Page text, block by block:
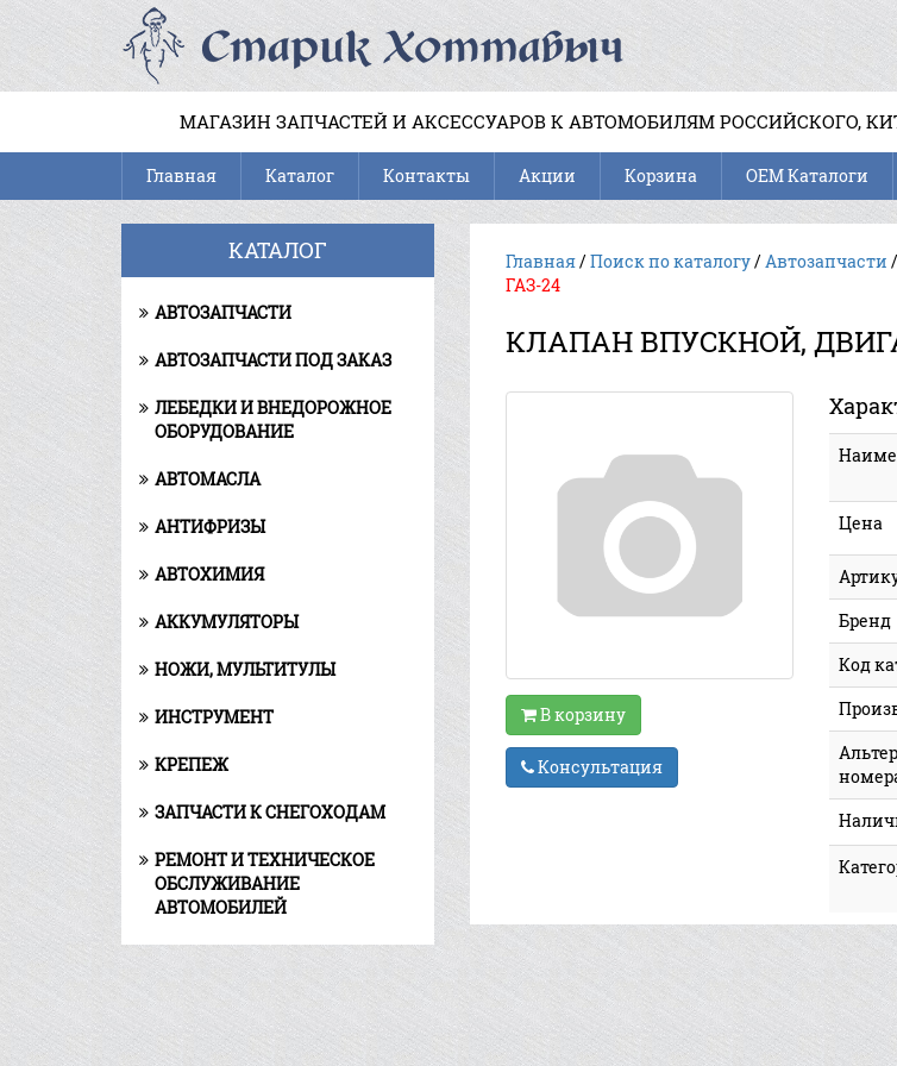
МАГАЗИН ЗАПЧАСТЕЙ И АКСЕССУАРОВ К АВТОМОБИЛЯМ РОССИЙСКОГО,
Главная Каталог Контакты Акции Корзина OEM Каталоги
КАТАЛОГ
АВТОЗАПЧАСТИ
АВТОЗАПЧАСТИ ПОД ЗАКАЗ
ЛЕБЕДКИ И ВНЕДОРОЖНОЕ
ОБОРУДОВАНИЕ
АВТОМАСЛА
АНТИФРИЗЫ
АВТОХИМИЯ
АККУМУЛЯТОРЫ
НОЖИ, МУЛЬТИТУЛЫ
ИНСТРУМЕНТ
КРЕПЕЖ
ЗАПЧАСТИ К СНЕГОХОДАМ
РЕМОНТ И ТЕХНИЧЕСКОЕ
ОБСЛУЖИВАНИЕ
АВТОМОБИЛЕЙ
Главная/Поиск по каталогу/Автозапчасти /
ГАЗ-24
КЛАПАН ВПУСКНОЙ,
В корзину
Консультация
Цена
Бренд
Код